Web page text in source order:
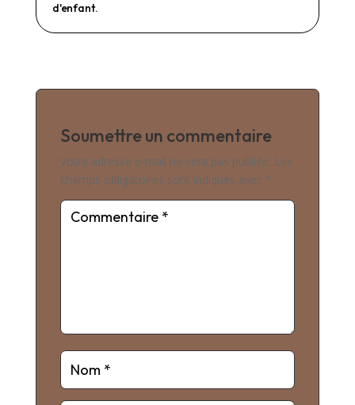
d'enfant.
Soumettre un commentaire
Votre adresse e-mail ne sera pas publiée. Les
champs obligatoires sont indiqués avec *